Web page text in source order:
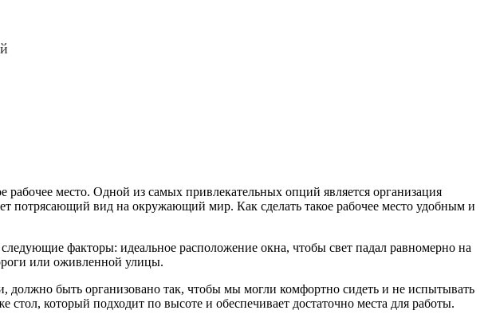
место. Одной из самых привлекательных опций является организация
потрясающий вид на окружающий мир. Как сделать такое рабочее место удобным и
факторы: идеальное расположение окна, чтобы свет падал равномерно на
или оживленной улицы.
должно быть организовано так, чтобы мы могли комфортно сидеть и не испытывать
который подходит по высоте и обеспечивает достаточно места для работы.